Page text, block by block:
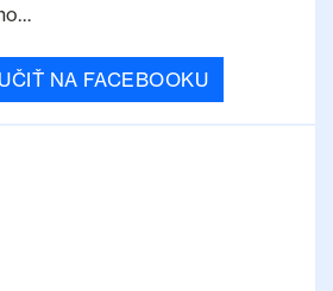
NA FACEBOOKU